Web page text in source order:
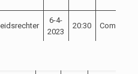
6-4-
2023
20:30 Competitie